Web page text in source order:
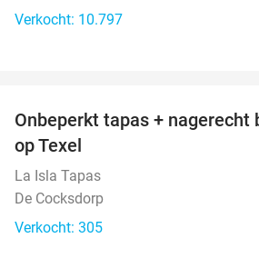
Verkocht: 10.797
Onbeperkt tapas + nagerecht
op Texel
La Isla Tapas
De Cocksdorp
Verkocht: 305